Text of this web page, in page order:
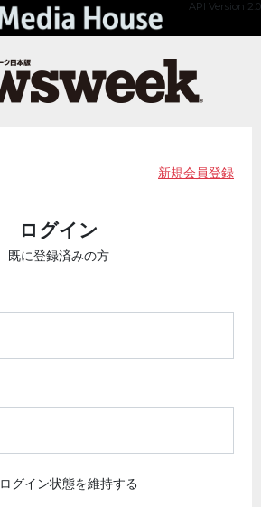
API Version 2.0
新規会員登録
ログイン
既に登録済みの方
ログイン状態を維持する